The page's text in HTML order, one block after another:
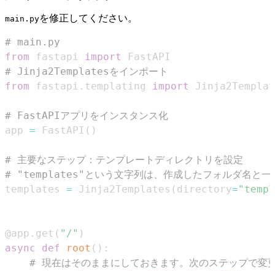
main.pyを修正してください。
# main.py
from fastapi import
# Jinja2Templatesをインポート
from fastapi . templating import
# FastAPIアプリをインスタンス化
app = FastAPI ( )
# 主要なステップ：テンプレートディレクトリを設定
# "templates"という文字列は、作成したフォルダ名と一
templates = Jinja2Templates ( directory=
@app . get ( "/" )
async
def root ( ) :
# 現在はそのままにしておきます。次のステップで変